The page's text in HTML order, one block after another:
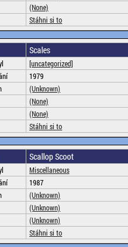
(None)
Stáhni si to
Scales
[uncategorized]
1979
(Unknown)
(None)
(None)
Stáhni si to
Scallop Scoot
Miscellaneous
1987
(Unknown)
(Unknown)
(Unknown)
Stáhni si to